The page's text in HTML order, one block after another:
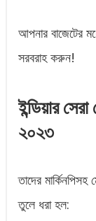
আপনার বাজেটের
সরবরাহ করুন!
ইন্ডিয়ার
২০২৩
তাদের
তুলে ধরা হল: